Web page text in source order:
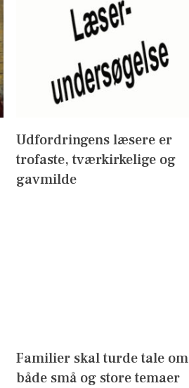
Udfordringens læsere er
trofaste, tværkirkelige og
gavmilde
Familier skal turde tale om
både små og store temaer